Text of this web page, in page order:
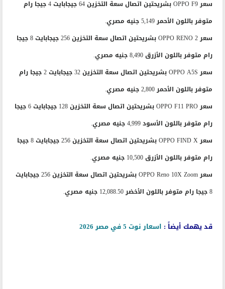
سعر OPPO F9 بشريحتين اتصال سعة التخزين 64 جيجابايت 4 جيجا رام
متوفر باللون الأحمر 5,149 جنيه مصري.
سعر OPPO RENO 2 بشريحتين اتصال سعة التخزين 256 جيجابايت 8 جيجا
رام متوفر باللون الأزرق 8,490 جنيه مصري.
سعر OPPO A5S بشريحتين اتصال سعة التخزين 32 جيجابايت 2 جيجا رام
متوفر باللون الأحمر 2,800 جنيه مصري.
سعر OPPO F11 PRO بشريحتين اتصال سعة التخزين 128 جيجابايت 6 جيجا
رام متوفر باللون الأسود 4,999 جنيه مصري.
سعر OPPO FIND X بشريحتين اتصال سعة التخزين 256 جيجابايت 8 جيجا
رام متوفر باللون الأزرق 10,500 جنيه مصري.
سعر OPPO Reno 10X Zoom بشريحتين اتصال سعة التخزين 256 جيجابايت
8 جيجا رام متوفر باللون الأخضر 12,088.50 جنيه مصري.
قد يهمك أيضاً : اسعار نوت 5 في مصر 2026